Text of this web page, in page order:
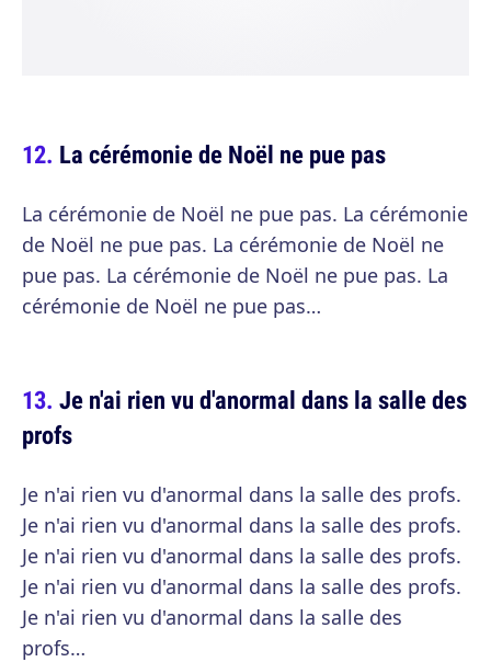
La cérémonie de Noël ne pue pas
La cérémonie de Noël ne pue pas. La cérémonie
de Noël ne pue pas. La cérémonie de Noël ne
pue pas. La cérémonie de Noël ne pue pas. La
cérémonie de Noël ne pue pas…
Je n'ai rien vu d'anormal dans la salle des
profs
Je n'ai rien vu d'anormal dans la salle des profs.
Je n'ai rien vu d'anormal dans la salle des profs.
Je n'ai rien vu d'anormal dans la salle des profs.
Je n'ai rien vu d'anormal dans la salle des profs.
Je n'ai rien vu d'anormal dans la salle des
profs…